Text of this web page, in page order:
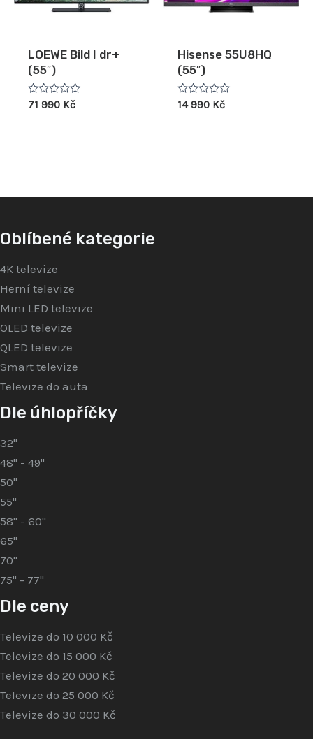
LOEWE Bild I dr+
(55″)
Hodnocení
71 990 Kč
Hisense 55U8HQ
(55″)
Hodnocení
14 990 Kč
Oblíbené kategorie
4K televize
Herní televize
Mini LED televize
OLED televize
QLED televize
Smart televize
Televize do auta
Dle úhlopříčky
32"
48" - 49"
50"
55"
58" - 60"
65"
70"
75" - 77"
Dle ceny
Televize do 10 000 Kč
Televize do 15 000 Kč
Televize do 20 000 Kč
Televize do 25 000 Kč
Televize do 30 000 Kč